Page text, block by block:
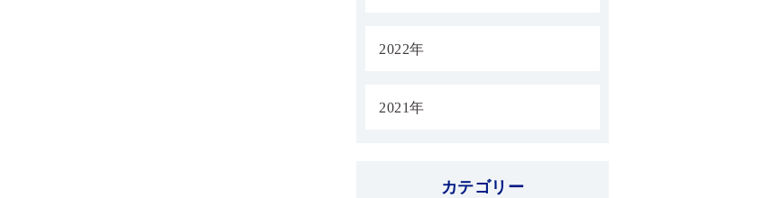
2022年
2021年
カテゴリー